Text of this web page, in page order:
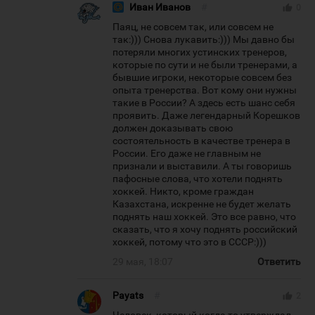
Иван Иванов
Паяц, не совсем так, или совсем не
так:))) Снова лукавить:))) Мы давно бы
потеряли многих устинских тренеров,
которые по сути и не были тренерами, а
бывшие игроки, некоторые совсем без
опыта тренерства. Вот кому они нужны
такие в России? А здесь есть шанс себя
проявить. Даже легендарный Корешков
должен доказывать свою
состоятельность в качестве тренера в
России. Его даже не главным не
признали и выставили. А ты говоришь
пафосные слова, что хотели поднять
хоккей. Никто, кроме граждан
Казахстана, искренне не будет желать
поднять наш хоккей. Это все равно, что
сказать, что я хочу поднять российский
хоккей, потому что это в СССР:)))
Ответить
Payats